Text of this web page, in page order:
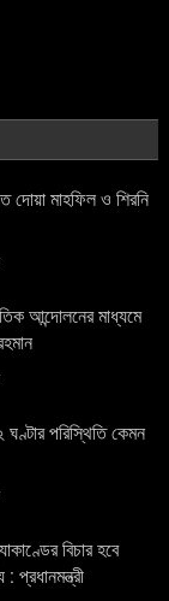
দোয়া মাহফিল ও শিরনি
আন্দােলনের মাধ্যমে
পরিস্থিতি কেমন
বিচার হবে
প্রধানমন্ত্রী